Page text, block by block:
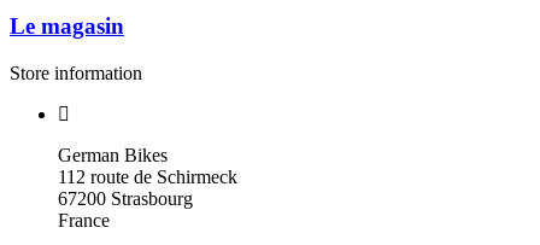
Le magasin
Store information
German Bikes
112 route de Schirmeck
67200 Strasbourg
France